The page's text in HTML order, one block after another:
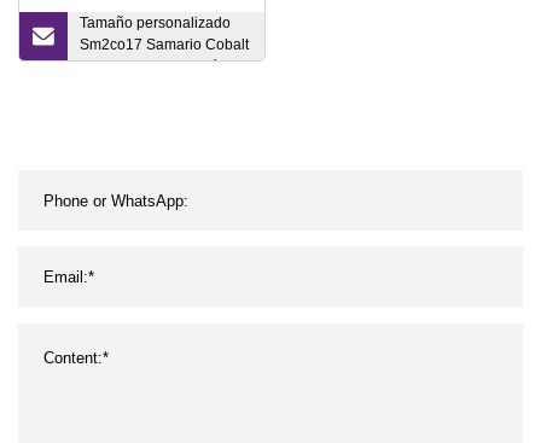
Tamaño personalizado
Sm2co17 Samario Cobalt
SmCo Discos magnéticos